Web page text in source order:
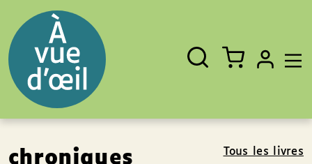
Fermer
Rechercher
un
livre,
un
auteur,
un
EAN
chroniques Tous les livres